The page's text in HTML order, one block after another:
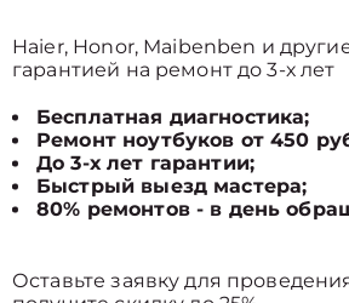
Haier, Honor, Maibenben и
гарантией на ремонт до 3-х лет
Бесплатная диагностика;
Ремонт ноутбуков от 450
До 3-х лет гарантии;
Быстрый выезд мастера;
80% ремонтов - в день
Оставьте заявку для